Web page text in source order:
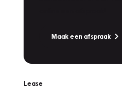
Maak een afspraak
Lease